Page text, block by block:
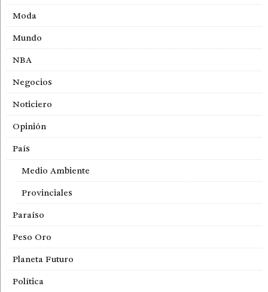
Moda
Mundo
NBA
Negocios
Noticiero
Opinión
País
Medio Ambiente
Provinciales
Paraíso
Peso Oro
Planeta Futuro
Política